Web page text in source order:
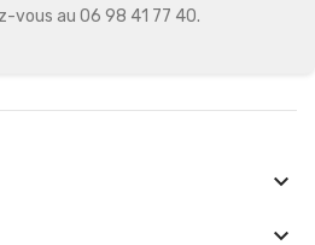
vous au 06 98 41 77 40.
keyboard_arrow_down
keyboard_arrow_down